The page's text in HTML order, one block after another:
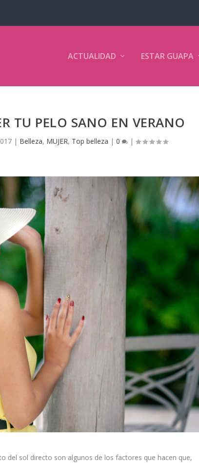
ACTUALIDAD ESTAR GUAPA
TU PELO SANO EN VERANO
| Belleza, MUJER, Top belleza |0 |
del sol directo son algunos de los factores que hacen que,